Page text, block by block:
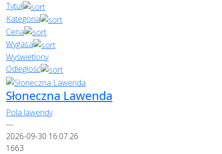
Tytuł
Kategoria
Cena
Wygasa
Wyświetlony
Odległość
Słoneczna Lawenda
Pola lawendy
---
2026-09-30 16:07:26
1663